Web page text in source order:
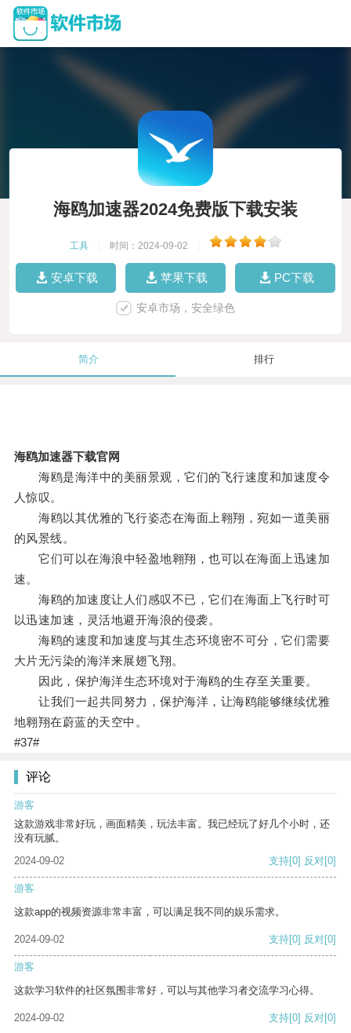
海鸥加速器2024免费版下载安装
工具 时间：2024-09-02
安卓下载 苹果下载 PC下载
安卓市场，安全绿色
简介 排行
海鸥加速器下载官网
海鸥是海洋中的美丽景观，它们的飞行速度和加速度令
人惊叹。
海鸥以其优雅的飞行姿态在海面上翱翔，宛如一道美丽
的风景线。
它们可以在海浪中轻盈地翱翔，也可以在海面上迅速加
速。
海鸥的加速度让人们感叹不已，它们在海面上飞行时可
以迅速加速，灵活地避开海浪的侵袭。
海鸥的速度和加速度与其生态环境密不可分，它们需要
大片无污染的海洋来展翅飞翔。
因此，保护海洋生态环境对于海鸥的生存至关重要。
让我们一起共同努力，保护海洋，让海鸥能够继续优雅
地翱翔在蔚蓝的天空中。
#37#
评论
游客
这款游戏非常好玩，画面精美，玩法丰富。我已经玩了好几个小时，还
没有玩腻。
2024-09-02
支持[0] 反对[0]
游客
这款app的视频资源非常丰富，可以满足我不同的娱乐需求。
2024-09-02 支持[0] 反对[0]
游客
这款学习软件的社区氛围非常好，可以与其他学习者交流学习心得。
2024-09-02 支持[0] 反对[0]